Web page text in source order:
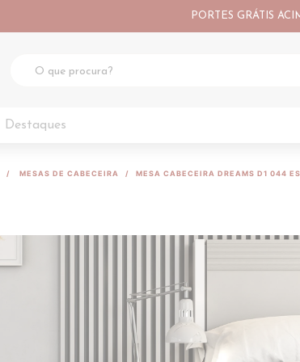
PORTES GRÁTIS
Destaques
MESAS DE CABECEIRA MESA CABECEIRA DREAMS D1 044